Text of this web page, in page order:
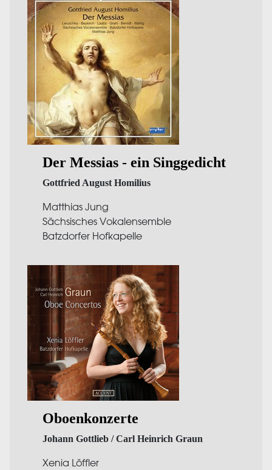
Der Messias - ein Singgedicht
Gottfried August Homilius
Matthias Jung
Sächsisches Vokalensemble
Batzdorfer Hofkapelle
Oboenkonzerte
Johann Gottlieb / Carl Heinrich Graun
Xenia Löffler